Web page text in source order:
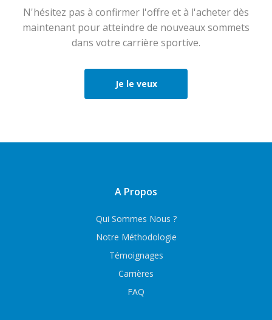
N'hésitez pas à confirmer l'offre et à l'acheter dès
maintenant pour atteindre de nouveaux sommets
dans votre carrière sportive.
Je le veux
A Propos
Qui Sommes Nous ?
Notre Méthodologie
Témoignages
Carrières
FAQ